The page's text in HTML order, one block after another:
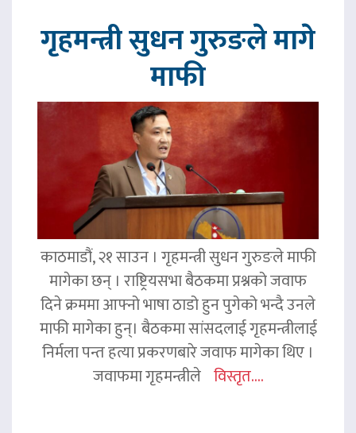
गृहमन्त्री सुधन गुरुङले मागे
माफी
काठमाडौं, २१ साउन । गृहमन्त्री सुधन गुरुङले माफी
मागेका छन् । राष्ट्रियसभा बैठकमा प्रश्नको जवाफ
दिने क्रममा आफ्नो भाषा ठाडो हुन पुगेको भन्दै उनले
माफी मागेका हुन्। बैठकमा सांसदलाई गृहमन्त्रीलाई
निर्मला पन्त हत्या प्रकरणबारे जवाफ मागेका थिए ।
जवाफमा गृहमन्त्रीले विस्तृत....